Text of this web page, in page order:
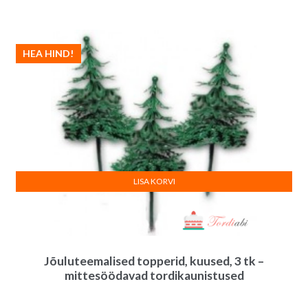
Jõuluteemalised topperid, kuused, 3 tk –
mittesöödavad tordikaunistused
HEA HIND!
LISA KORVI